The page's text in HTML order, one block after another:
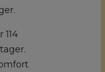
114